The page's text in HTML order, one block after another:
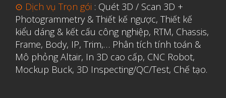
⊙ Dịch vụ Trọn gói : Quét 3D / Scan 3D +
Photogrammetry & Thiết kế ngược, Thiết kế
kiểu dáng & kết cấu công nghiệp, RTM, Chassis,
Frame, Body, IP, Trim,… Phân tích tính toán &
Mô phỏng Altair, In 3D cao cấp, CNC Robot,
Mockup Buck, 3D Inspecting/QC/Test, Chế tạo.